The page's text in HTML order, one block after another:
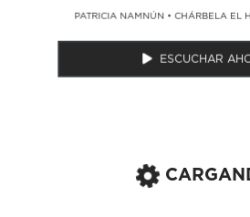
​PATRICIA NAMNÚN •CHÁRBELA EL
ESCUCHAR